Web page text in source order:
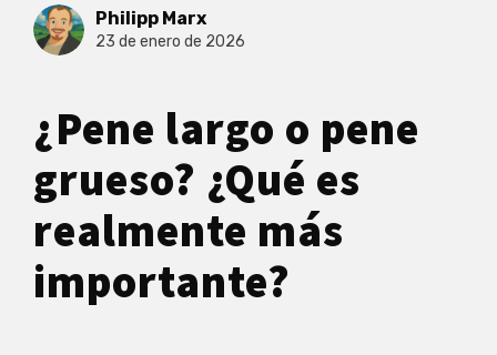
Philipp Marx
23 de enero de 2026
¿Pene largo o pene
grueso? ¿Qué es
realmente más
importante?